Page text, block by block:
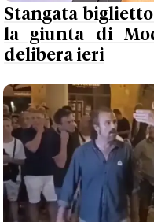
Stangata
la giunta di
delibera ieri